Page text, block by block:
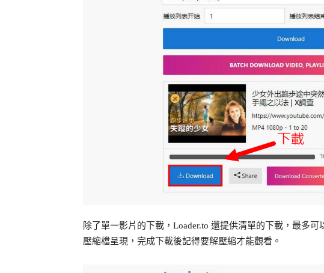
除了單一影片的下載，Loader.to 還提供清單的下載，最多
壓縮檔呈現，完成下載後記得要解壓縮才能觀看。